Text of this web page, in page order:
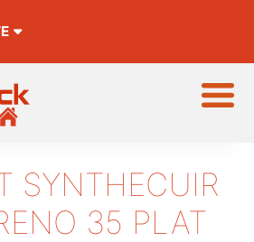
SYNTHECUIR
35 PLAT